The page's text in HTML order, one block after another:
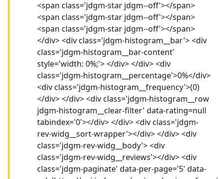
<span class='jdgm-star jdgm--off'></span>
<span class='jdgm-star jdgm--off'></span>
<span class='jdgm-star jdgm--off'></span>
</div> <div class='jdgm-histogram__bar'> <div
class='jdgm-histogram__bar-content'
style='width: 0%;'> </div> </div> <div
class='jdgm-histogram__percentage'>0%</div>
<div class='jdgm-histogram__frequency'>(0)
</div> </div> <div class='jdgm-histogram__row
jdgm-histogram__clear-filter' data-rating=null
tabindex='0'></div> </div> <div class='jdgm-
rev-widg__sort-wrapper'></div> </div> <div
class='jdgm-rev-widg__body'> <div
class='jdgm-rev-widg__reviews'></div> <div
class='jdgm-paginate' data-per-page='5' data-